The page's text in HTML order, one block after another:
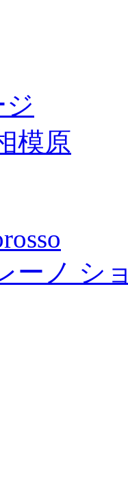
ジ
模原
ーノ シ